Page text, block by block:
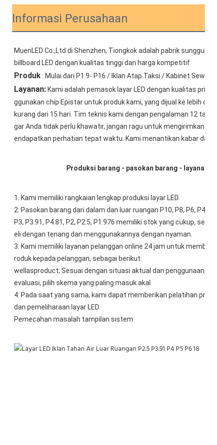
Informasi Perusahaan
MuenLED Co.,Ltd di Shenzhen, Tiongkok adalah pabrik
billboard LED dengan kualitas tinggi dan harga kompetitif.
Produk : Mulai dari P1.9- P16 / Iklan Atap Taksi / Kabinet Sewa /
Layanan: Kami adalah pemasok layar LED dengan kualitas
ggunakan chip Epistar untuk produk kami, yang dijual ke lebih
kurang dari 15 hari. Tim teknis kami dengan pengalaman 12
gar Anda tidak perlu khawatir, jangan ragu untuk mengirimkan
endapatkan perhatian tepat waktu. Kami menantikan kabar dari
Produksi barang - pasokan barang - layanan
1. Kami memiliki rangkaian lengkap produksi layar LED.
2: Pasokan barang dari dalam dan luar ruangan P10, P8, P6, P4,
P3, P3.91, P4.81, P2, P2.5, P1.976 memiliki stok yang cukup,
eli dengan tenang dan menggunakannya dengan nyaman.
3. Kami memiliki layanan pelanggan online 24 jam untuk
roduk kepada pelanggan, sebagai berikut:
wellasproduct; Sesuai dengan situasi aktual dan penggunaan,
evaluasi, pilih skema yang paling masuk akal
4: Pada saat yang sama, kami dapat memberikan pelatihan
dan pemeliharaan layar LED.
Pemecahan masalah tampilan sistem